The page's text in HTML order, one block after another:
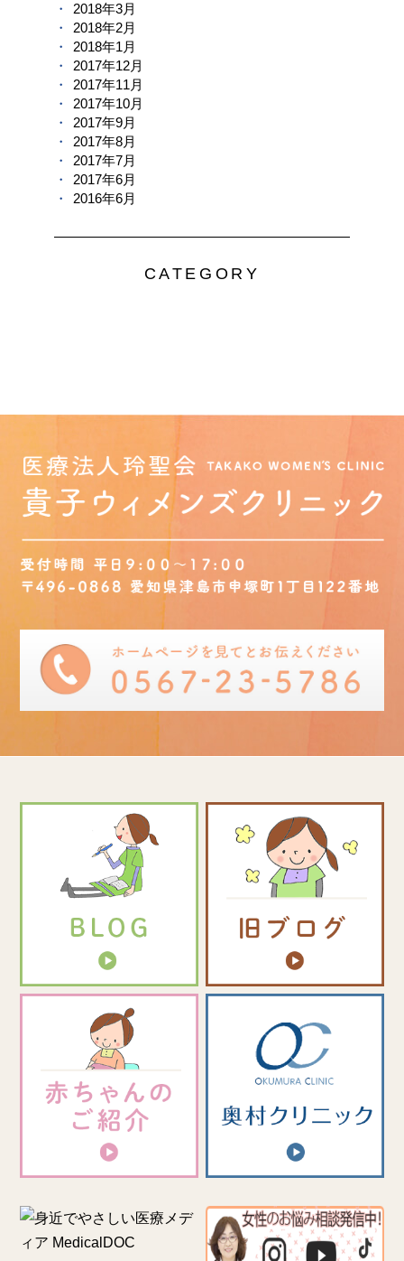
2018年3月
2018年2月
2018年1月
2017年12月
2017年11月
2017年10月
2017年9月
2017年8月
2017年7月
2017年6月
2016年6月
CATEGORY